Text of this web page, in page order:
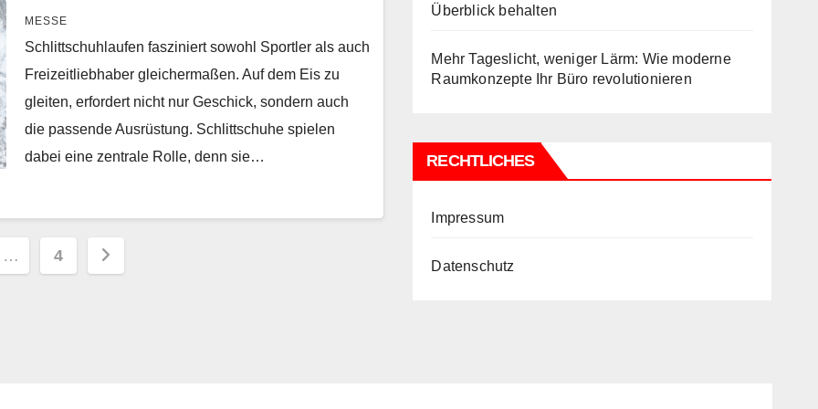
MESSE
Schlittschuhlaufen fasziniert sowohl Sportler als auch
Freizeitliebhaber gleichermaßen. Auf dem Eis zu
gleiten, erfordert nicht nur Geschick, sondern auch
die passende Ausrüstung. Schlittschuhe spielen
dabei eine zentrale Rolle, denn sie…
… 4
Überblick behalten
Mehr Tageslicht, weniger Lärm: Wie moderne
Raumkonzepte Ihr Büro revolutionieren
RECHTLICHES
Impressum
Datenschutz